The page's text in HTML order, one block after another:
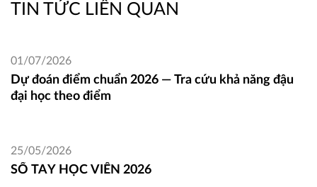
TIN TỨC LIÊN QUAN
Dự đoán điểm chuẩn 2026 — Tra cứu khả năng đậu
đại học theo điểm
01/07/2026
SỔ TAY HỌC VIÊN 2026
25/05/2026